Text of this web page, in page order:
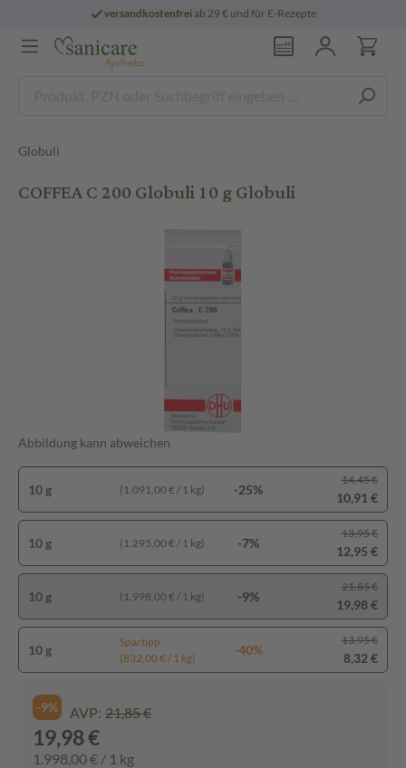
versandkostenfreiab 29 € und für E-Rezepte
Globuli
COFFEA C 200 Globuli 10 g Globuli
Abbildung kann abweichen
10 g (1.091,00 € / 1 kg) -25%
14,45 €
10,91 €
10 g (1.295,00 € / 1 kg) -7%
13,95 €
12,95 €
10 g (1.998,00 € / 1 kg) -9%
21,85 €
19,98 €
10 g
Spartipp
(832,00 € / 1 kg)
-40%
13,95 €
8,32 €
-9% AVP: 21,85 €
19,98 €
1.998,00 € / 1 kg